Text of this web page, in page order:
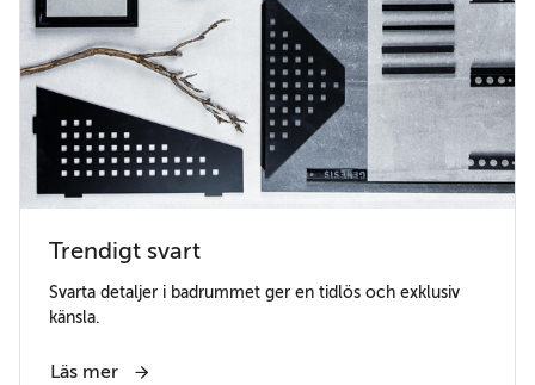
Trendigt svart
Svarta detaljer i badrummet ger en tidlös och exklusiv
känsla.
Läs mer